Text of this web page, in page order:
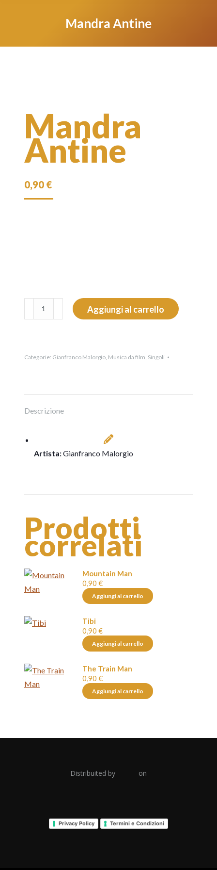
Mandra Antine
Mandra
Antine
0,90 €
Mandra
Antine
Aggiungi al carrello
Categorie: Gianfranco Malorgio, Musica da film, Singoli
Descrizione
Artista:Gianfranco Malorgio
Prodotti
correlati
Mountain Man
0,90 €
Aggiungi al carrello
Tibi
0,90 €
Aggiungi al carrello
The Train Man
0,90 €
Aggiungi al carrello
Distribuited by on
Privacy Policy Termini e Condizioni